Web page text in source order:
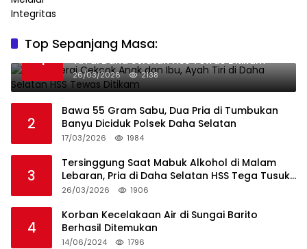
Top Sepanjang Masa:
1
Niat Melerai Cekcok Anak dan Ibu, Ayah
Tiri di Daha Selatan HSS Tewas Ditikam
26/03/2026 2138
2
Bawa 55 Gram Sabu, Dua Pria di Tumbukan
Banyu Diciduk Polsek Daha Selatan
17/03/2026 1984
3
Tersinggung Saat Mabuk Alkohol di Malam
Lebaran, Pria di Daha Selatan HSS Tega Tusuk
Teman Sendiri
26/03/2026 1906
4
Korban Kecelakaan Air di Sungai Barito
Berhasil Ditemukan
14/06/2024 1796